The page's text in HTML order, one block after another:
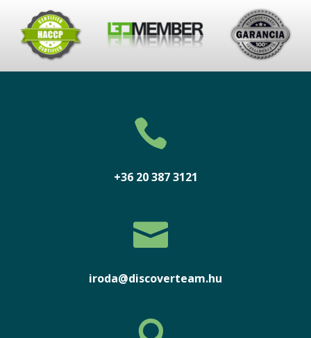

+36 20 387 3121

iroda@discoverteam.hu